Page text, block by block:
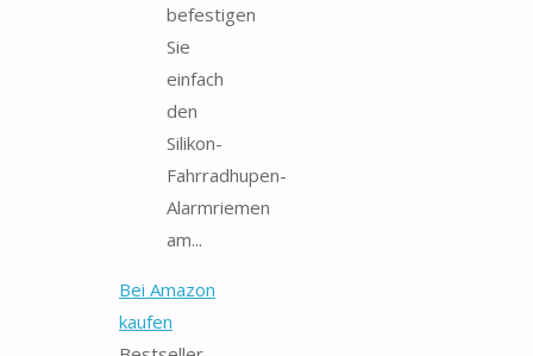
befestigen
Sie
einfach
den
Silikon-
Fahrradhupen-
Alarmriemen
am...
Bei Amazon
kaufen